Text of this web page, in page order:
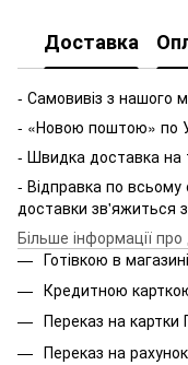
Доставка
- Самовивіз з нашого
- «Новою поштою» по
- Швидка доставка на
- Відправка по
доставки
Більше інформації
Готівкою в
Кредитною
Переказ на
Переказ на